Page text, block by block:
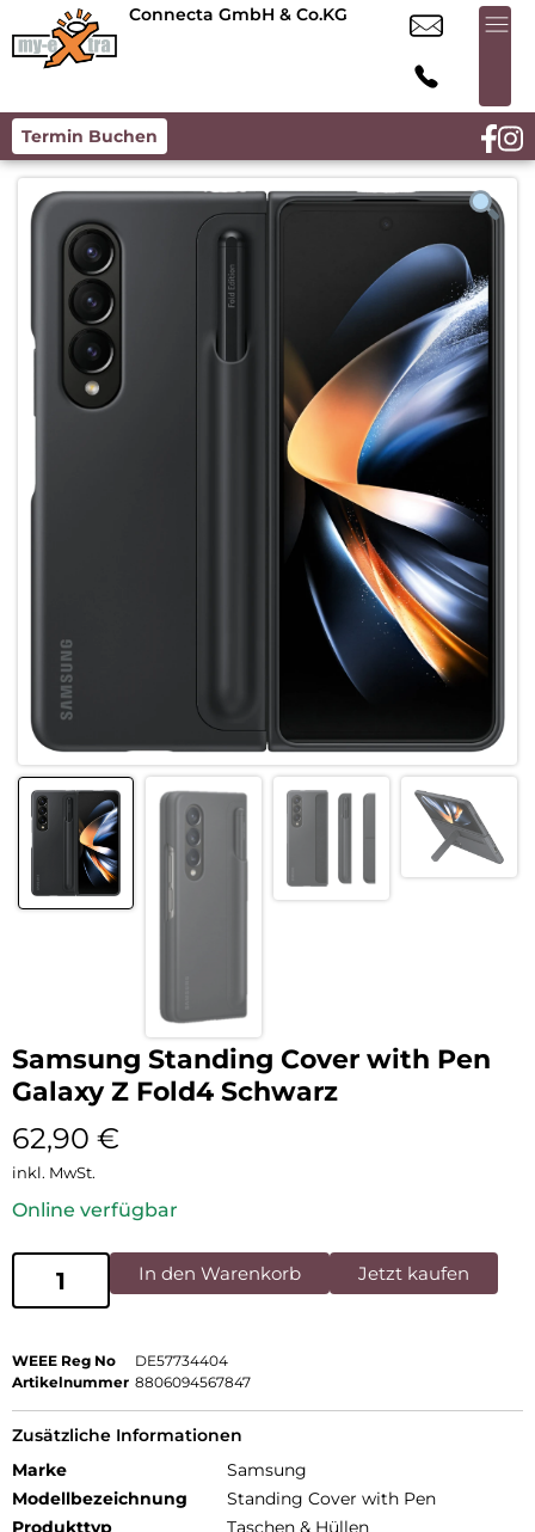
Connecta GmbH & Co.KG
Termin Buchen
Samsung Standing Cover with Pen
Galaxy Z Fold4 Schwarz
62,90 €
inkl. MwSt.
Online verfügbar
In den Warenkorb Jetzt kaufen
WEEE Reg No
DE57734404
Artikelnummer 8806094567847
Zusätzliche Informationen
Marke
Samsung
Modellbezeichnung
Standing Cover with Pen
Produkttyp
Taschen & Hüllen